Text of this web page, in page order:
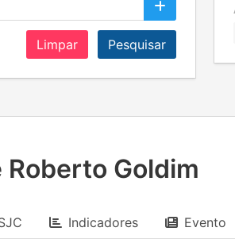
Limpar Pesquisar
Roberto Goldim
Indicadores Evento